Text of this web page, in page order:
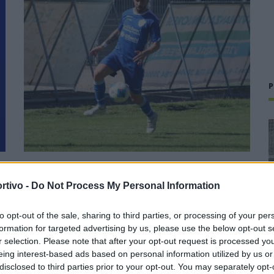
- Do Not Process My Personal Information
opt-out of the sale, sharing to third parties, or processing of your
for targeted advertising by us, please use the below opt-out
selection. Please note that after your opt-out request is processed
interest-based ads based on personal information utilized by us
to third parties prior to your opt-out. You may separately
Malesa dopo il bomber Balde
Neopromossa in Prima ma con la voglia di scalare ancora
un'altra categoria per tornare ad essere una protagonista
del calcio sardo. Il Tavolara ha vinto il campionato di
Seconda battendo sul filo di…